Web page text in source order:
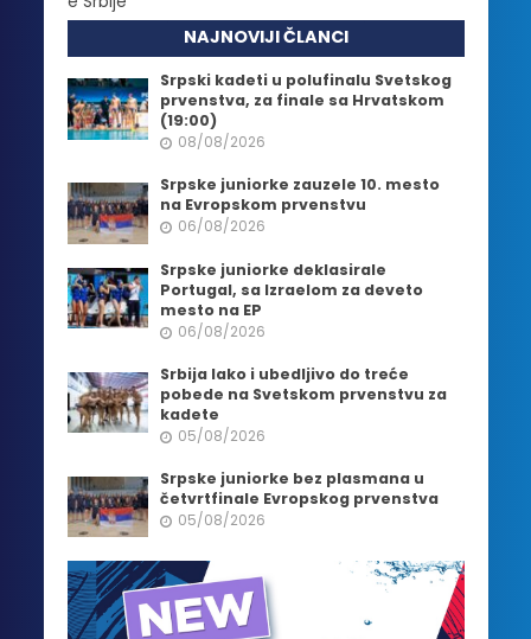
NAJNOVIJI ČLANCI
Srpski kadeti u polufinalu Svetskog
prvenstva, za finale sa Hrvatskom
(19:00)
08/08/2026
Srpske juniorke zauzele 10. mesto
na Evropskom prvenstvu
06/08/2026
Srpske juniorke deklasirale
Portugal, sa Izraelom za deveto
mesto na EP
06/08/2026
Srbija lako i ubedljivo do treće
pobede na Svetskom prvenstvu za
kadete
05/08/2026
Srpske juniorke bez plasmana u
četvrtfinale Evropskog prvenstva
05/08/2026